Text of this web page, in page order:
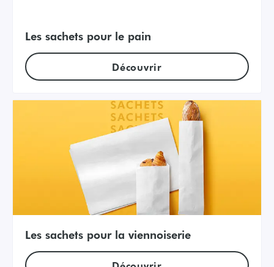
Les sachets pour le pain
Découvrir
Les sachets pour la viennoiserie